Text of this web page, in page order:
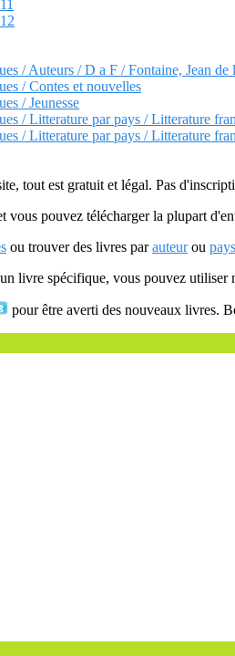
/ Auteurs / D a F / Fontaine, Jean de
/ Contes et nouvelles
/ Jeunesse
/ Litterature par pays / Litterature
/ Litterature par pays / Litterature
tout est gratuit et légal. Pas
vous pouvez télécharger la plupart
ou trouver des livres parauteurou pays
livre spécifique, vous pouvez utiliser
pour être averti des nouveaux livres.